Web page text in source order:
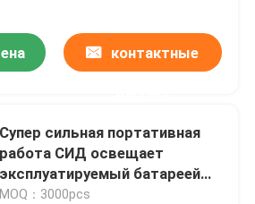
контактные
Супер сильная портативная
работа СИД освещает
эксплуатируемый батареей
УДАР силикона 10W ABS
MOQ：3000pcs